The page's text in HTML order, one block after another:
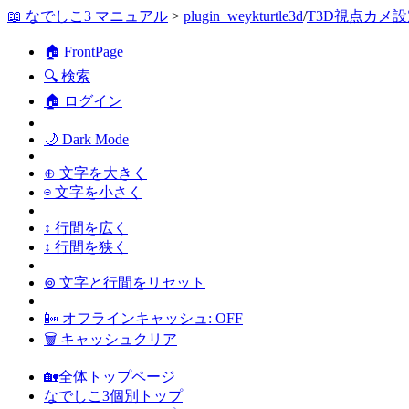
📖 なでしこ3 マニュアル > plugin_weykturtle3d/T3D視点カメ
🏠 FrontPage
🔍 検索
🏠 ログイン
🌙 Dark Mode
⊕ 文字を大きく
⊖ 文字を小さく
↕ 行間を広く
↕ 行間を狭く
⊚ 文字と行間をリセット
📴 オフラインキャッシュ: OFF
🗑 キャッシュクリア
🏡全体トップページ
なでしこ3個別トップ